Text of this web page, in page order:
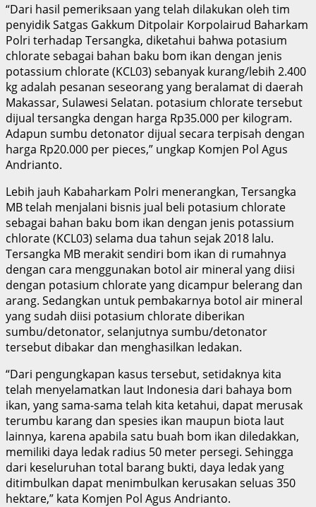
“Dari hasil pemeriksaan yang telah dilakukan oleh tim
penyidik Satgas Gakkum Ditpolair Korpolairud Baharkam
Polri terhadap Tersangka, diketahui bahwa potasium
chlorate sebagai bahan baku bom ikan dengan jenis
potassium chlorate (KCL03) sebanyak kurang/lebih 2.400
kg adalah pesanan seseorang yang beralamat di daerah
Makassar, Sulawesi Selatan. potasium chlorate tersebut
dijual tersangka dengan harga Rp35.000 per kilogram.
Adapun sumbu detonator dijual secara terpisah dengan
harga Rp20.000 per pieces,” ungkap Komjen Pol Agus
Andrianto.
Lebih jauh Kabaharkam Polri menerangkan, Tersangka
MB telah menjalani bisnis jual beli potasium chlorate
sebagai bahan baku bom ikan dengan jenis potassium
chlorate (KCL03) selama dua tahun sejak 2018 lalu.
Tersangka MB merakit sendiri bom ikan di rumahnya
dengan cara menggunakan botol air mineral yang diisi
dengan potasium chlorate yang dicampur belerang dan
arang. Sedangkan untuk pembakarnya botol air mineral
yang sudah diisi potasium chlorate diberikan
sumbu/detonator, selanjutnya sumbu/detonator
tersebut dibakar dan menghasilkan ledakan.
“Dari pengungkapan kasus tersebut, setidaknya kita
telah menyelamatkan laut Indonesia dari bahaya bom
ikan, yang sama-sama telah kita ketahui, dapat merusak
terumbu karang dan spesies ikan maupun biota laut
lainnya, karena apabila satu buah bom ikan diledakkan,
memiliki daya ledak radius 50 meter persegi. Sehingga
dari keseluruhan total barang bukti, daya ledak yang
ditimbulkan dapat menimbulkan kerusakan seluas 350
hektare,” kata Komjen Pol Agus Andrianto.